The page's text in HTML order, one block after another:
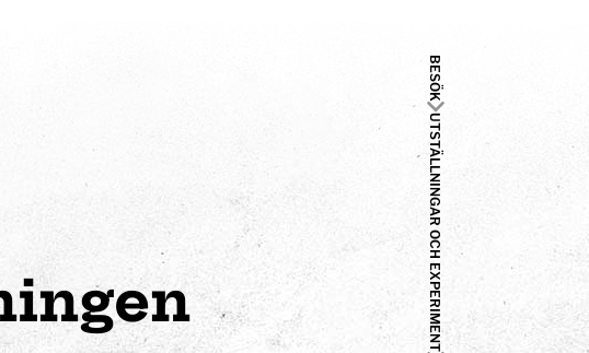
BESÖK
UTSTÄLLNINGAR OCH EXPERIMENT